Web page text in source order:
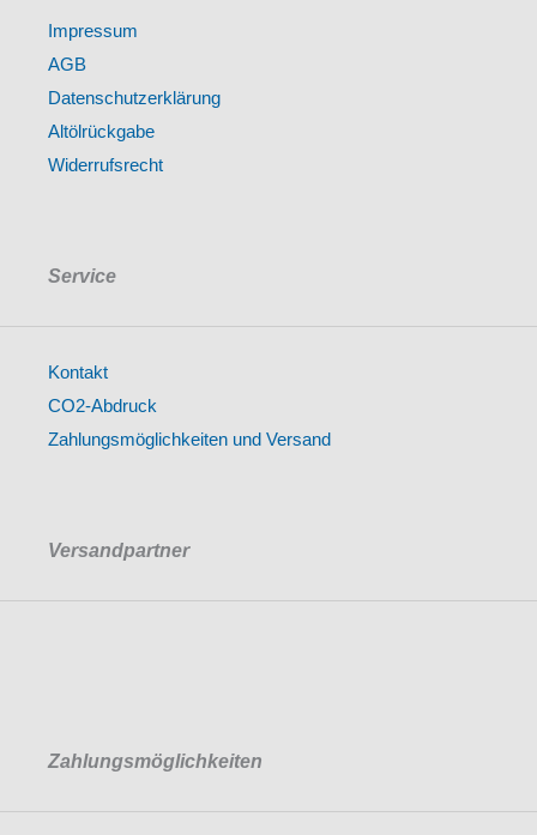
Impressum
AGB
Datenschutzerklärung
Altölrückgabe
Widerrufsrecht
Service
Kontakt
CO2-Abdruck
Zahlungsmöglichkeiten und Versand
Versandpartner
Zahlungsmöglichkeiten